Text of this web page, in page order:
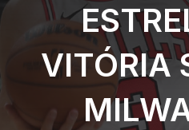
VITÓRIA